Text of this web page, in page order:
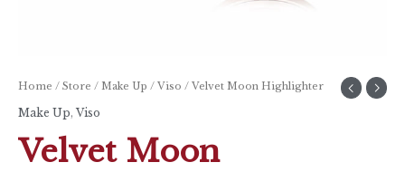
Home / Store / Make Up / Viso / Velvet Moon Highlighter
Make Up, Viso
Velvet Moon